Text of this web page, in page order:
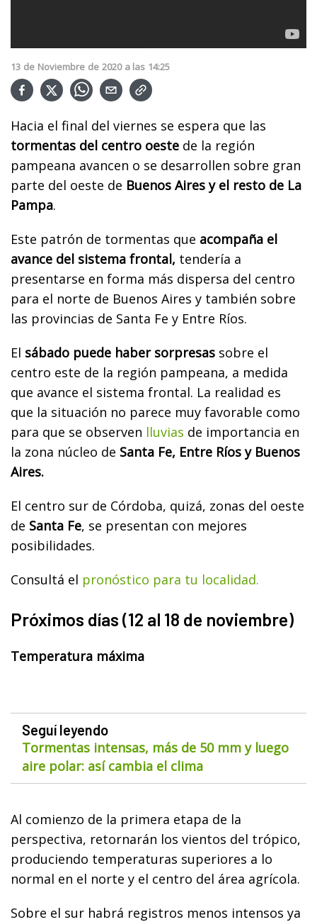
13 de Noviembre de 2020 a las 14:25
Hacia el final del viernes se espera que las
tormentas del centro oeste de la región
pampeana avancen o se desarrollen sobre gran
parte del oeste de Buenos Aires y el resto de La
Pampa.
Este patrón de tormentas que acompaña el
avance del sistema frontal, tendería a
presentarse en forma más dispersa del centro
para el norte de Buenos Aires y también sobre
las provincias de Santa Fe y Entre Ríos.
El sábado puede haber sorpresas sobre el
centro este de la región pampeana, a medida
que avance el sistema frontal. La realidad es
que la situación no parece muy favorable como
para que se observen lluvias de importancia en
la zona núcleo de Santa Fe, Entre Ríos y Buenos
Aires.
El centro sur de Córdoba, quizá, zonas del oeste
de Santa Fe, se presentan con mejores
posibilidades.
Consultá el pronóstico para tu localidad.
Próximos días (12 al 18 de noviembre)
Temperatura máxima
Seguí leyendo
Tormentas intensas, más de 50 mm y luego
aire polar: así cambia el clima
Al comienzo de la primera etapa de la
perspectiva, retornarán los vientos del trópico,
produciendo temperaturas superiores a lo
normal en el norte y el centro del área agrícola.
Sobre el sur habrá registros menos intensos ya